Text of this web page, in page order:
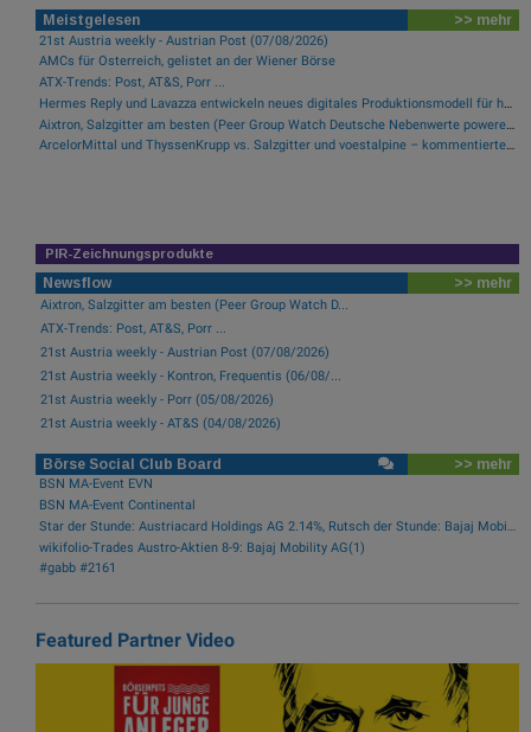
Meistgelesen >> mehr
21st Austria weekly - Austrian Post (07/08/2026)
AMCs für Österreich, gelistet an der Wiener Börse
ATX-Trends: Post, AT&S, Porr ...
Hermes Reply und Lavazza entwickeln neues digitales Produktionsmodell für hocheffiziente Fertigung
Aixtron, Salzgitter am besten (Peer Group Watch Deutsche Nebenwerte powered by Erste Group)
ArcelorMittal und ThyssenKrupp vs. Salzgitter und voestalpine – kommentierter KW 32 Peer Group Watch Stahl
PIR-Zeichnungsprodukte
Newsflow >> mehr
Aixtron, Salzgitter am besten (Peer Group Watch D...
ATX-Trends: Post, AT&S, Porr ...
21st Austria weekly - Austrian Post (07/08/2026)
21st Austria weekly - Kontron, Frequentis (06/08/...
21st Austria weekly - Porr (05/08/2026)
21st Austria weekly - AT&S (04/08/2026)
Börse Social Club Board >> mehr
BSN MA-Event EVN
BSN MA-Event Continental
Star der Stunde: Austriacard Holdings AG 2.14%, Rutsch der Stunde: Bajaj Mobility AG -1.3%
wikifolio-Trades Austro-Aktien 8-9: Bajaj Mobility AG(1)
#gabb #2161
Featured Partner Video